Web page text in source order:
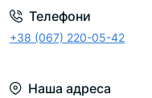
Телефони
+38 (067) 220-05-42
Наша адреса